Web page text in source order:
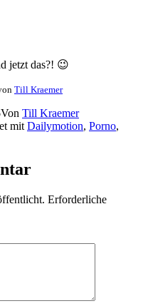
jetzt das?! 😉
Till Kraemer
Von Till Kraemer
mit Dailymotion, Porno,
Erforderliche